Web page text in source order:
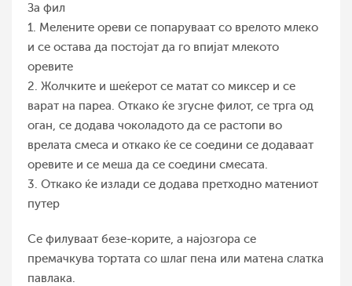
За фил
1. Мелените ореви се попаруваат со врелото млеко
и се остава да постојат да го впијат млекото
оревите
2. Жолчките и шеќерот се матат со миксер и се
варат на пареа. Откако ќе згусне филот, се трга од
оган, се додава чоколадото да се растопи во
врелата смеса и откако ќе се соедини се додаваат
оревите и се меша да се соедини смесата.
3. Откако ќе излади се додава претходно матениот
путер
Се филуваат безе-корите, а најозгора се
премачкува тортата со шлаг пена или матена слатка
павлака.